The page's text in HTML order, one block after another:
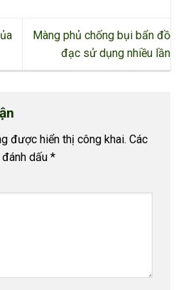
Màng phủ chống bụi bẩn đồ
đạc sử dụng nhiều lần
được hiển thị công khai. Các
dấu *